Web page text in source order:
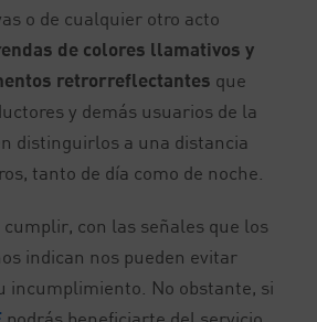
o de cualquier otro acto
de colores llamativos y
retrorreflectantes que
y demás usuarios de la
distinguirlos a una distancia
tanto de día como de noche.
con las señales que los
indican nos pueden evitar
incumplimiento. No obstante, si